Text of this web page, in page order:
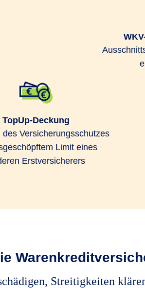
TopUp-Deckung
des Versicherungsschutzes
Limit eines
Erstversicherers
Streitigkeiten